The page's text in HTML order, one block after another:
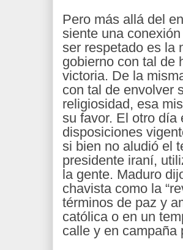
Pero más allá del
siente una
ser respetado es la
gobierno con tal de
victoria. De la
con tal de envolver
religiosidad, esa
su favor. El otro día
disposiciones
si bien no aludió el
presidente iraní,
la gente. Maduro
chavista como la
términos de paz y
católica o en un
calle y en campaña